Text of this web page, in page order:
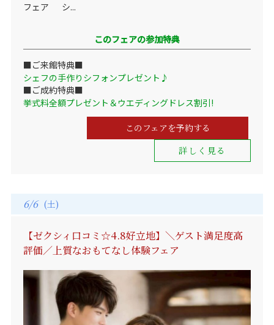
フェア シ...
このフェアの参加特典
■ご来館特典■
シェフの手作りシフォンプレゼント♪
■ご成約特典■
挙式料全額プレゼント＆ウエディングドレス割引!
このフェアを予約する
詳しく見る
6/6 (土)
【ゼクシィ口コミ☆4.8好立地】＼ゲスト満足度高
評価／上質なおもてなし体験フェア